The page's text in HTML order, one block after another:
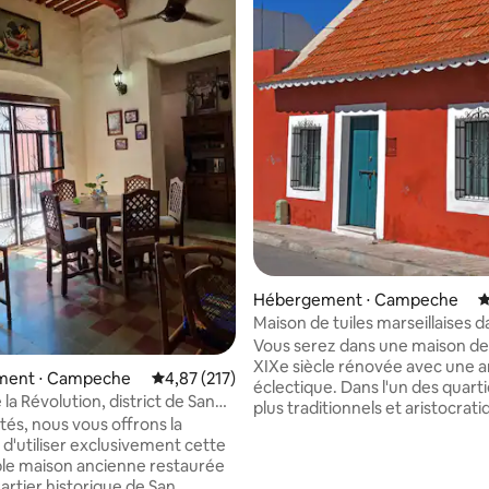
base de 303 commentaires : 4,95 sur 5
⋅ Campeche Évaluation moyenne sur la base de 217
4,87 (217)
la Révolution, district de San
nous vous offrons la
d'utiliser exclusivement cette
maison ancienne restaurée
Hébergement ⋅ Campeche
Maison de tuiles marseillaises
quartier colonial. XIXe
Vous serez dans une maison
XIXe siècle rénovée avec une
éclectique. Dans l'un des
plus traditionnels et